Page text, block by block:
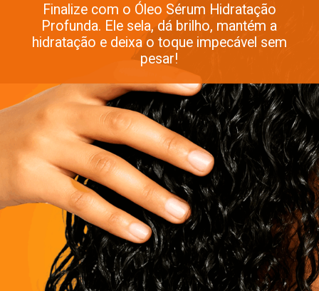
Finalize com o Óleo Sérum Hidratação
Profunda. Ele sela, dá brilho, mantém a
hidratação e deixa o toque impecável sem
pesar!